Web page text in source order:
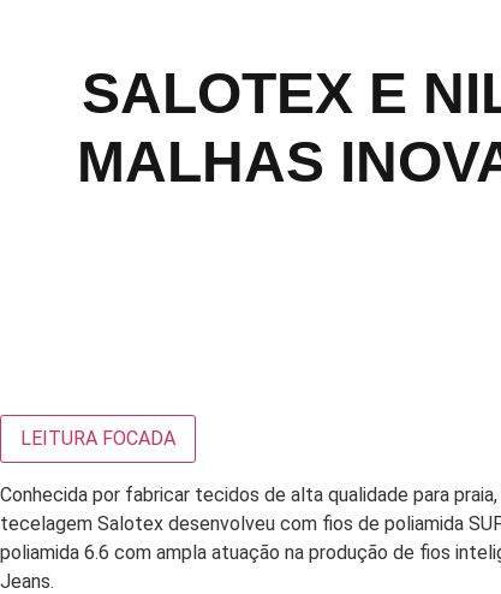
SALOTEX E
MALHAS
LEITURA FOCADA
Conhecida por fabricar tecidos de alta qualidade para
tecelagem Salotex desenvolveu com fios de poliamida
poliamida 6.6 com ampla atuação na produção de fios
Jeans.